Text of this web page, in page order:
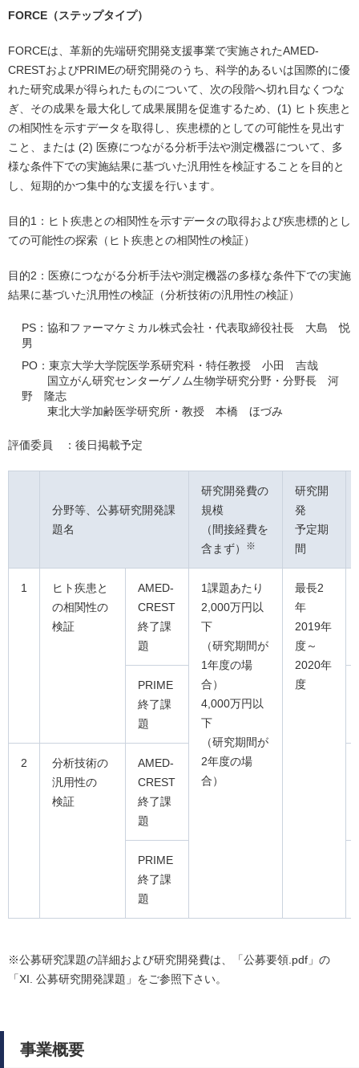
FORCE（ステップタイプ）
FORCEは、革新的先端研究開発支援事業で実施されたAMED-
CRESTおよびPRIMEの研究開発のうち、科学的あるいは国際的に優
れた研究成果が得られたものについて、次の段階へ切れ目なくつな
ぎ、その成果を最大化して成果展開を促進するため、(1) ヒト疾患と
の相関性を示すデータを取得し、疾患標的としての可能性を見出す
こと、または (2) 医療につながる分析手法や測定機器について、多
様な条件下での実施結果に基づいた汎用性を検証することを目的と
し、短期的かつ集中的な支援を行います。
目的1：ヒト疾患との相関性を示すデータの取得および疾患標的とし
ての可能性の探索（ヒト疾患との相関性の検証）
目的2：医療につながる分析手法や測定機器の多様な条件下での実施
結果に基づいた汎用性の検証（分析技術の汎用性の検証）
PS：協和ファーマケミカル株式会社・代表取締役社長 大島 悦
男
PO：東京大学大学院医学系研究科・特任教授 小田 吉哉
国立がん研究センターゲノム生物学研究分野・分野長 河
野 隆志
東北大学加齢医学研究所・教授 本橋 ほづみ
評価委員 ：後日掲載予定
分野等、公募研究開発課
題名
研究開発費の
規模
（間接経費を
含まず）
※
研究開
発
予定期
間
1
ヒト疾患と
の相関性の
検証
AMED-
CREST
終了課
題
1課題あたり
2,000万円以
下
（研究期間が
1年度の場
合）
4,000万円以
下
（研究期間が
2年度の場
合）
最長2
年
2019年
度～
2020年
度
PRIME
終了課
題
2
分析技術の
汎用性の
検証
AMED-
CREST
終了課
題
PRIME
終了課
題
※公募研究課題の詳細および研究開発費は、「公募要領.pdf」の
「XI. 公募研究開発課題」をご参照下さい。
事業概要